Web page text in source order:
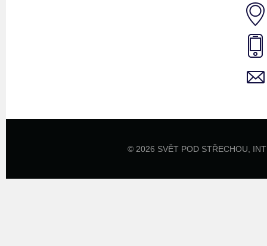
© 2026 SVĚT POD STŘECHOU,